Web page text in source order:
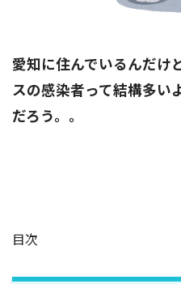
愛知に住んでいるんだけ
スの感染者って結構多い
だろう。。
目次